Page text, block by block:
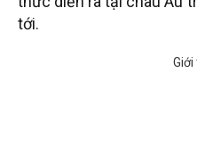
tới.